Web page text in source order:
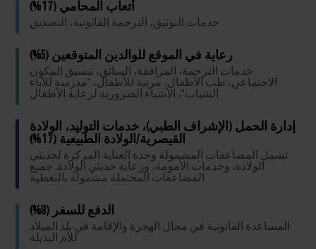
أتعاب المحامي (17%)
خدمات التوثيق، الترجمة القانونية، التصديق
رعاية في الموقع للوالدين المتوقعين (5%)
خدمات الترجمة، المرافقة، السائق، تنسيق المكون
الاجتماعي، طب الأطفال، مربية للأطفال، "مدرسة للآباء
الشباب"، الأشياء الضرورية لرعاية الأطفال
إدارة الحمل (الإشراف الطبي)، خدمات التوليد، الولادة
القيصرية/الولادة الطبيعية (17%)
تشمل المضاعفات المشمولة وحدة العناية المركزة لحديثي
الولادة، وخدمات الأمومة، ورعاية حديثي الولادة. جميع
المضاعفات المحتملة مشمولة بالتغطية.
الدفع للسفر (8%)
المساعدة القانونية في مجال الهجرة والإقامة في بلد الميلاد
للأم البديلة